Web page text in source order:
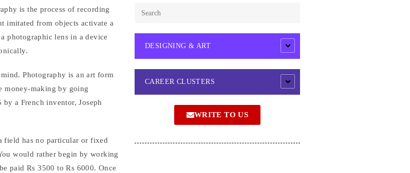
is the process of recording
imitated from objects activate a
photographic lens in a device
Photography is an art form
money-making by going
a French inventor, Joseph
field has no particular or fixed
would rather begin by working
paid Rs 3500 to Rs 6000. Once
DESIGNING & ART
CAREER CLUSTERS
WRITE TO US